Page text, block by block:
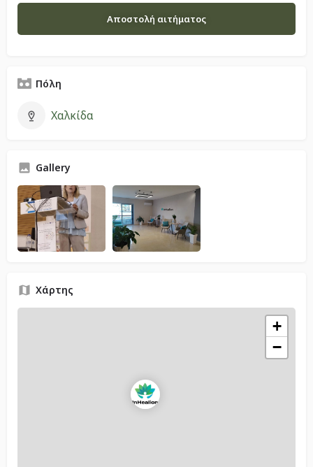
Πόλη
Χαλκίδα
Gallery
Χάρτης
+
−